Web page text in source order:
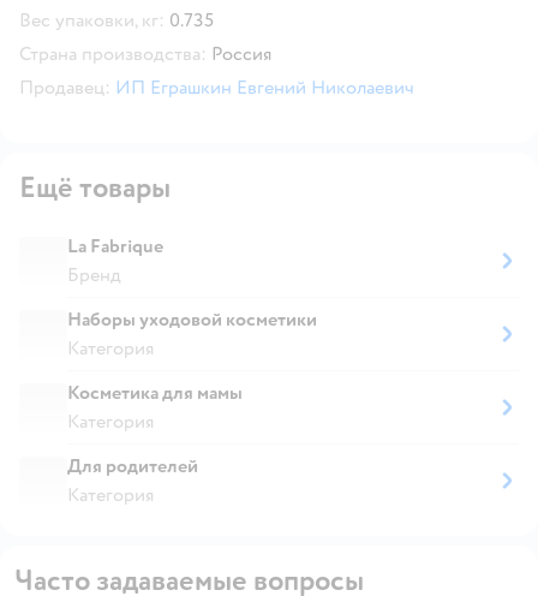
Вес упаковки, кг: 0.735
Страна производства: Россия
Продавец: ИП Еграшкин Евгений Николаевич
Ещё товары
La Fabrique
Бренд
Наборы уходовой косметики
Категория
Косметика для мамы
Категория
Для родителей
Категория
Часто задаваемые вопросы